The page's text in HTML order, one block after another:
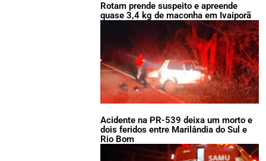
Rotam prende suspeito e apreende
quase 3,4 kg de maconha em Ivaiporã
Acidente na PR-539 deixa um morto e
dois feridos entre Marilândia do Sul e
Rio Bom